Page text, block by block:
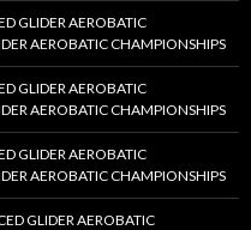
GLIDER AEROBATIC
AEROBATIC CHAMPIONSHIPS
GLIDER AEROBATIC
AEROBATIC CHAMPIONSHIPS
GLIDER AEROBATIC
AEROBATIC CHAMPIONSHIPS
GLIDER AEROBATIC